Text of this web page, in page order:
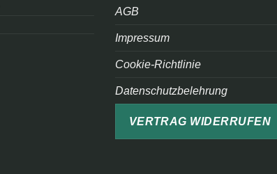
AGB
Impressum
Cookie-Richtlinie
Datenschutzbelehrung
VERTRAG WIDERRUFEN